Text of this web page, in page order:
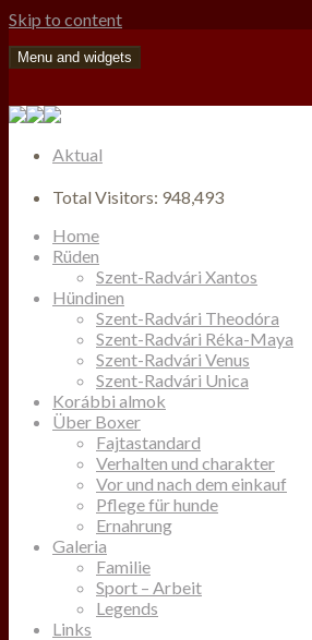
Skip to content
Menu and widgets
Aktual
Total Visitors: 948,493
Home
Rüden
Szent-Radvári Xantos
Hündinen
Szent-Radvári Theodóra
Szent-Radvári Réka-Maya
Szent-Radvári Venus
Szent-Radvári Unica
Korábbi almok
Über Boxer
Fajtastandard
Verhalten und charakter
Vor und nach dem einkauf
Pflege für hunde
Ernahrung
Galeria
Familie
Sport – Arbeit
Legends
Links